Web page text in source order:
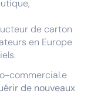
de carton
en Europe
commercial.e
de nouveaux